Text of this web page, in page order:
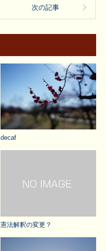
次の記事
decaf
憲法解釈の変更？